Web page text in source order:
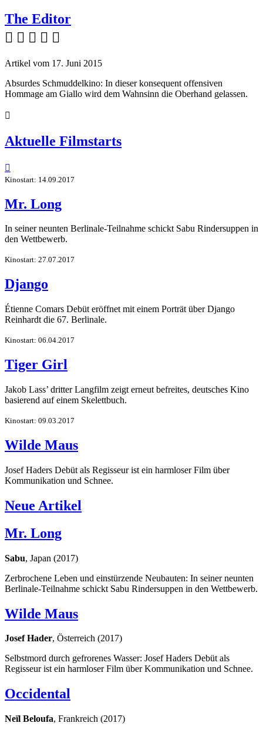
The Editor
    
Artikel vom 17. Juni 2015
Absurdes Schmuddelkino: In dieser konsequent offensiven
Hommage am Giallo wird dem Wahnsinn die Oberhand gelassen.

Aktuelle Filmstarts

Kinostart: 14.09.2017
Mr. Long
In seiner neunten Berlinale-Teilnahme schickt Sabu Rindersuppen in
den Wettbewerb.
Kinostart: 27.07.2017
Django
Étienne Comars Debüt eröffnet mit einem Porträt über Django
Reinhardt die 67. Berlinale.
Kinostart: 06.04.2017
Tiger Girl
Jakob Lass’ dritter Langfilm zeigt erneut befreites, deutsches Kino
basierend auf einem Skelettbuch.
Kinostart: 09.03.2017
Wilde Maus
Josef Haders Debüt als Regisseur ist ein harmloser Film über
Kommunikation und Schnee.
Neue Artikel
Mr. Long
Sabu, Japan (2017)
Zerbrochene Leben und einstürzende Neubauten: In seiner neunten
Berlinale-Teilnahme schickt Sabu Rindersuppen in den Wettbewerb.
Wilde Maus
Josef Hader, Österreich (2017)
Selbstmord durch gefrorenes Wasser: Josef Haders Debüt als
Regisseur ist ein harmloser Film über Kommunikation und Schnee.
Occidental
Neïl Beloufa, Frankreich (2017)